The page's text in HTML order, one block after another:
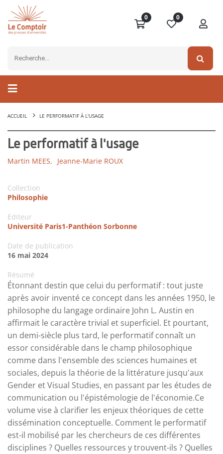
0 0
ACCUEIL LE PERFORMATIF À L'USAGE
Le performatif à l'usage
Martin MEES, Jeanne-Marie ROUX
Collection
Philosophie
Editeur
Université Paris1-Panthéon Sorbonne
Date de publication
16 mai 2024
Résumé
Étonnant destin que celui du performatif : tout juste
après avoir inventé ce concept dans les années 1950, le
philosophe du langage ordinaire John L. Austin en
affirmait le caractère trivial et superficiel. Et pourtant,
un demi-siècle plus tard, le performatif connaît un
essor considérable dans le champ philosophique
comme dans l'ensemble des sciences humaines et
sociales, depuis la théorie de la littérature jusqu'aux
Gender et Visual Studies, en passant par les études de
communication ou l'épistémologie de l'économie.Ce
volume vise à clarifier les enjeux théoriques de cette
dissémination conceptuelle. Comment le performatif
est-il mobilisé par les chercheurs de ces différentes
disciplines ? Quelles ressources y trouvent-ils ? Quelles